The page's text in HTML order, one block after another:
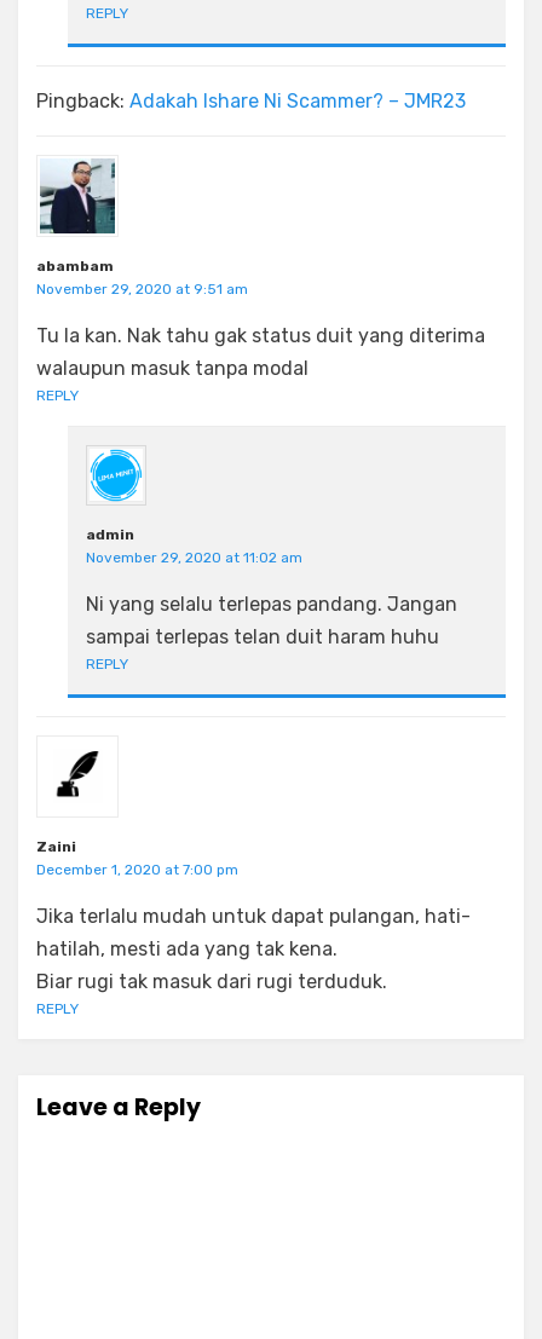
REPLY
Pingback: Adakah Ishare Ni Scammer? – JMR23
abambam
November 29, 2020 at 9:51 am
Tu la kan. Nak tahu gak status duit yang diterima
walaupun masuk tanpa modal
REPLY
admin
November 29, 2020 at 11:02 am
Ni yang selalu terlepas pandang. Jangan
sampai terlepas telan duit haram huhu
REPLY
Zaini
December 1, 2020 at 7:00 pm
Jika terlalu mudah untuk dapat pulangan, hati-
hatilah, mesti ada yang tak kena.
Biar rugi tak masuk dari rugi terduduk.
REPLY
Leave a Reply